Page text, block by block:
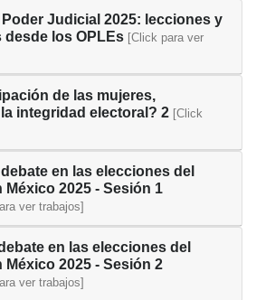
Judicial 2025: lecciones y
desde los OPLEs [Click para ver
de las mujeres,
integridad electoral? 2 [Click
en las elecciones del
México 2025 - Sesión 1
ver trabajos]
en las elecciones del
México 2025 - Sesión 2
ver trabajos]